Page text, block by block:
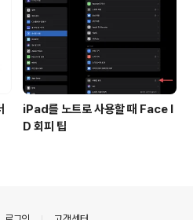
iPad를 노트로 사용할 때 Face I
D 회피 팁